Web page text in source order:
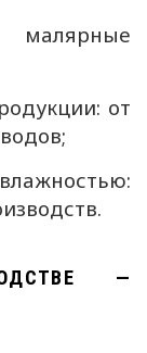
малярные
от
—